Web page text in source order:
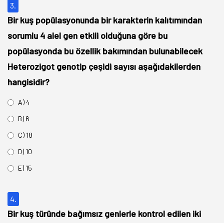
3.
Bir kuş popülasyonunda bir karakterin kalıtımından
sorumlu 4 alel gen etkili olduğuna göre bu
popülasyonda bu özellik bakımından bulunabilecek
Heterozigot genotip çeşidi sayısı aşağıdakilerden
hangisidir?
A) 4
B) 6
C) 18
D) 10
E) 15
4.
Bir kuş türünde bağımsız genlerle kontrol edilen iki